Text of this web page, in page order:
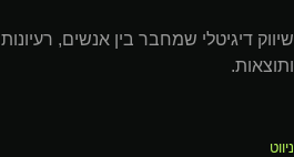
שיווק דיגיטלי שמחבר בין אנשים, רעיונות
ותוצאות.
ניווט